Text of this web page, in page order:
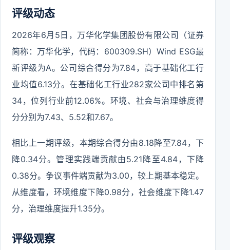
评级动态
2026年6月5日，万华化学集团股份有限公司（证券
简称：万华化学，代码：600309.SH）Wind ESG最
新评级为A。公司综合得分为7.84，高于基础化工行
业均值6.13分。在基础化工行业282家公司中排名第
34，位列行业前12.06%。环境、社会与治理维度得
分分别为7.43、5.52和7.67。
相比上一期评级，本期综合得分由8.18降至7.84，下
降0.34分。管理实践端贡献由5.21降至4.84，下降
0.38分。争议事件端贡献为3.00，较上期基本稳定。
从维度看，环境维度下降0.98分，社会维度下降1.47
分，治理维度提升1.35分。
评级观察